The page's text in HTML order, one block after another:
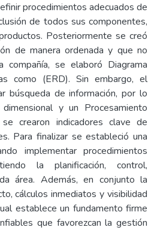
procedimientos adecuados de
de todos sus componentes,
Posteriormente se creó
de manera ordenada y que no
se elaboró Diagrama
como (ERD). Sin embargo, el
búsqueda de información, por lo
y un Procesamiento
crearon indicadores clave de
Para finalizar se estableció una
implementar procedimientos
la planificación, control,
área. Además, en conjunto la
cálculos inmediatos y visibilidad
establece un fundamento firme
que favorezcan la gestión